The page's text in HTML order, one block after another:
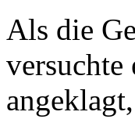
Als die
versuchte